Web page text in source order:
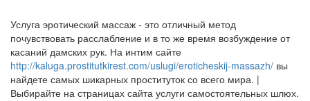
Услуга эротический массаж - это отличный метод
почувствовать расслабление и в то же время возбуждение от
касаний дамских рук. На интим сайте
http://kaluga.prostitutkirest.com/uslugi/eroticheskij-massazh/ вы
найдете самых шикарных проституток со всего мира. |
Выбирайте на страницах сайта услуги самостоятельных шлюх.